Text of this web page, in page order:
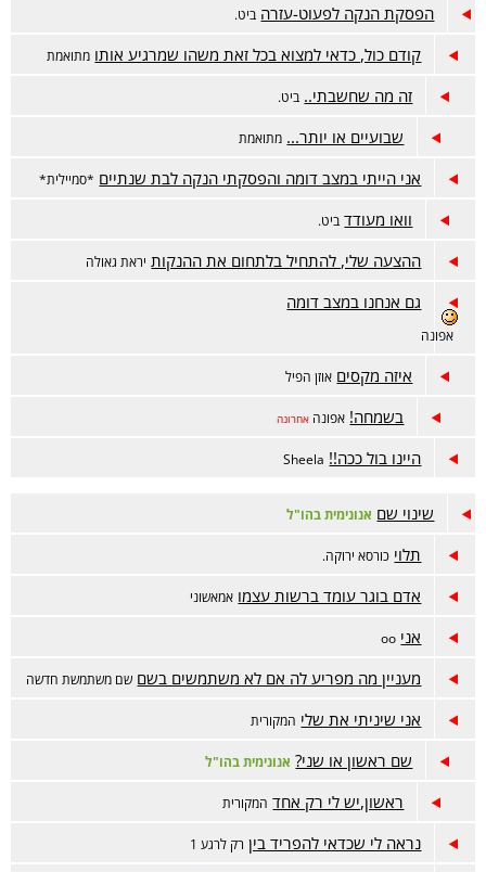
הפסקת הנקה לפעוט-עזרה ביט.
קודם כול, כדאי למצוא בכל זאת משהו שמרגיע אותו מתואמת
זה מה שחשבתי.. ביט.
שבועיים או יותר... מתואמת
אני הייתי במצב דומה והפסקתי הנקה לבת שנתיים *סמיילית*
וואו מעודד ביט.
ההצעה שלי, להתחיל בלתחום את ההנקות יראת גאולה
גם אנחנו במצב דומה
אפונה
איזה מקסים אוזן הפיל
בשמחה! אפונה אחרונה
היינו בול ככה!! Sheela
שינוי שם אנונימית בהו"ל
תלוי כורסא ירוקה.
אדם בוגר עומד ברשות עצמו אמאשוני
אני oo
מעניין מה מפריע לה אם לא משתמשים בשם שם משתמשת חדשה
אני שיניתי את שלי המקורית
שם ראשון או שני? אנונימית בהו"ל
ראשון,יש לי רק אחד המקורית
נראה לי שכדאי להפריד בין רק לרגע 1